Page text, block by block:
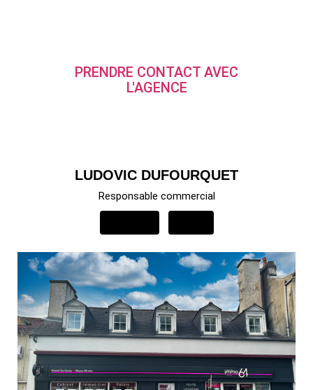
PRENDRE CONTACT AVEC
L'AGENCE
LUDOVIC DUFOURQUET
Responsable commercial